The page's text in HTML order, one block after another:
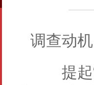
调查动机
提起“